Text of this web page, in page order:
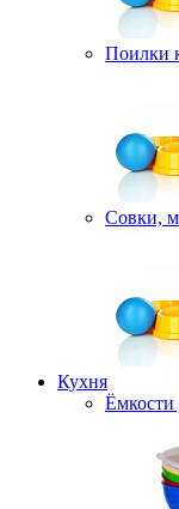
Поилки
Совки,
Кухня
Ёмкости